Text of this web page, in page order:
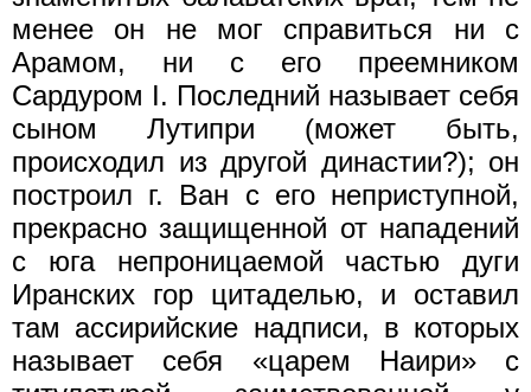
менее он не мог справиться ни с
Арамом, ни с его преемником
Сардуром I. Последний называет себя
сыном Лутипри (может быть,
происходил из другой династии?); он
построил г. Ван с его неприступной,
прекрасно защищенной от нападений
с юга непроницаемой частью дуги
Иранских гор цитаделью, и оставил
там ассирийские надписи, в которых
называет себя «царем Наири» с